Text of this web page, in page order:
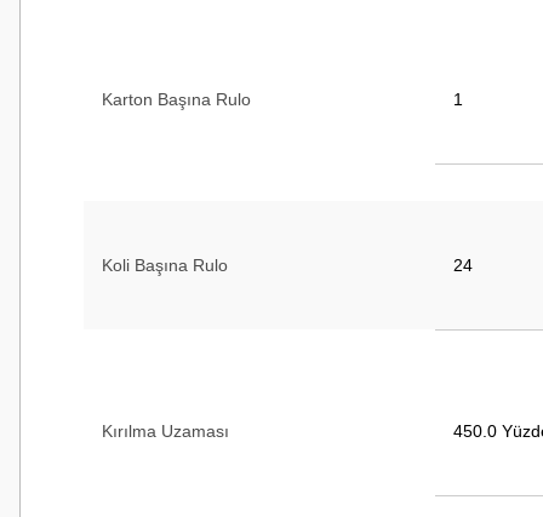
Karton Başına Rulo 1
Koli Başına Rulo 24
Kırılma Uzaması 450.0